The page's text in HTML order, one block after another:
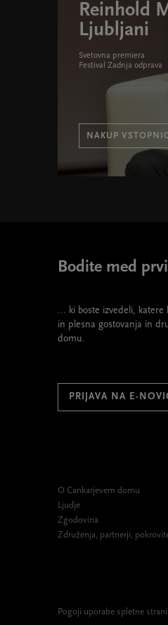
Reinhold
Ljubljani
Svetovna premiera
Festival Zadnja odprava
NAKUP
Bodite med
... ki boste izvedeli,
in plesna gostovanja in
domu.
PRIJAVA NA E-
O Cankarjevem domu
Ljudje
Zgodovina
Združenja, partnerji,
Pogoji uporabe spletne strani